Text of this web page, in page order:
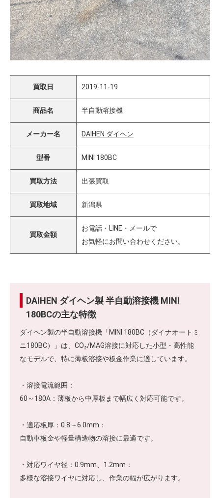
買取日 2019-11-19
商品名 半自動溶接機
メーカー名 DAIHEN ダイヘン
型番 MINI 180BC
買取方法 出張買取
買取地域 新潟県
買取金額
お電話・LINE・メールで
お気軽にお問い合わせください。
DAIHEN ダイヘン製 半自動溶接機 MINI
180BCの主な特徴
ダイヘン製の半自動溶接機「MINI 180BC（ダイナオートミ
ニ180BC）」は、CO₂/MAG溶接に対応した小型・高性能
なモデルで、特に薄板溶接や板金作業に適しています。
・溶接電流範囲：
60～180A：薄板から中厚板まで幅広く対応可能です。
・適応板厚：0.8～6.0mm：
自動車板金や軽量構造物の溶接に最適です。
・対応ワイヤ径：0.9mm、1.2mm：
多様な溶接ワイヤに対応し、作業の幅が広がります。